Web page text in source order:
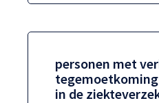
personen met
in de